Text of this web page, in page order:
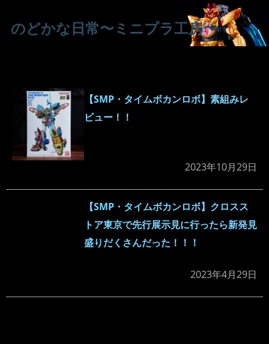
のどかな日常〜ミニプラ工房〜
【SMP・タイムボカンロボ】素組みレ
ビュー！！
2023年10月29日
【SMP・タイムボカンロボ】クロスス
トア東京で先行展示見に行ったら新発見
盛りだくさんだった！！！
2023年4月29日